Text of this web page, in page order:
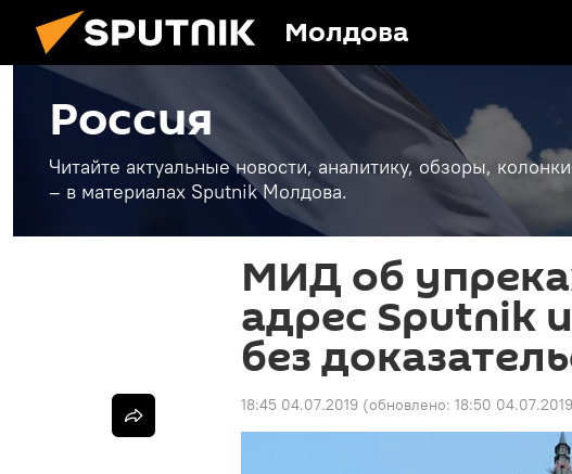
Молдова
Россия
Читайте актуальные новости, аналитику, обзоры,
– в материалах Sputnik Молдова.
МИД об
адрес Sputnik
без
18:45 04.07.2019 (обновлено: 18:50 04.07.2019